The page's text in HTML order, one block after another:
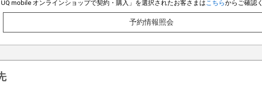
UQ mobile オンラインショップで契約・購入」を選択されたお客さまはこちらからご確認
予約情報照会